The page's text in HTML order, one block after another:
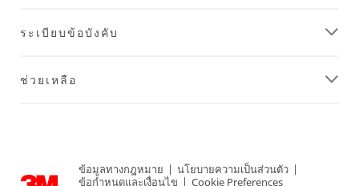
ระเบียบข้อบังคับ
ช่วยเหลือ
ข้อมูลทางกฎหมาย | นโยบายความเป็นส่วนตัว |
ข้อกำหนดและเงื่อนไข | Cookie Preferences